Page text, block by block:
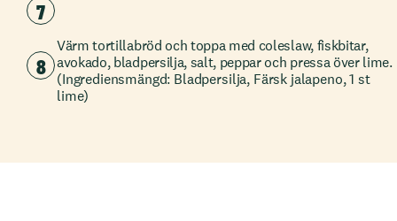
7
8
Värm tortillabröd och toppa med coleslaw, fiskbitar,
avokado, bladpersilja, salt, peppar och pressa över lime.
(Ingrediensmängd: Bladpersilja, Färsk jalapeno, 1 st
lime)